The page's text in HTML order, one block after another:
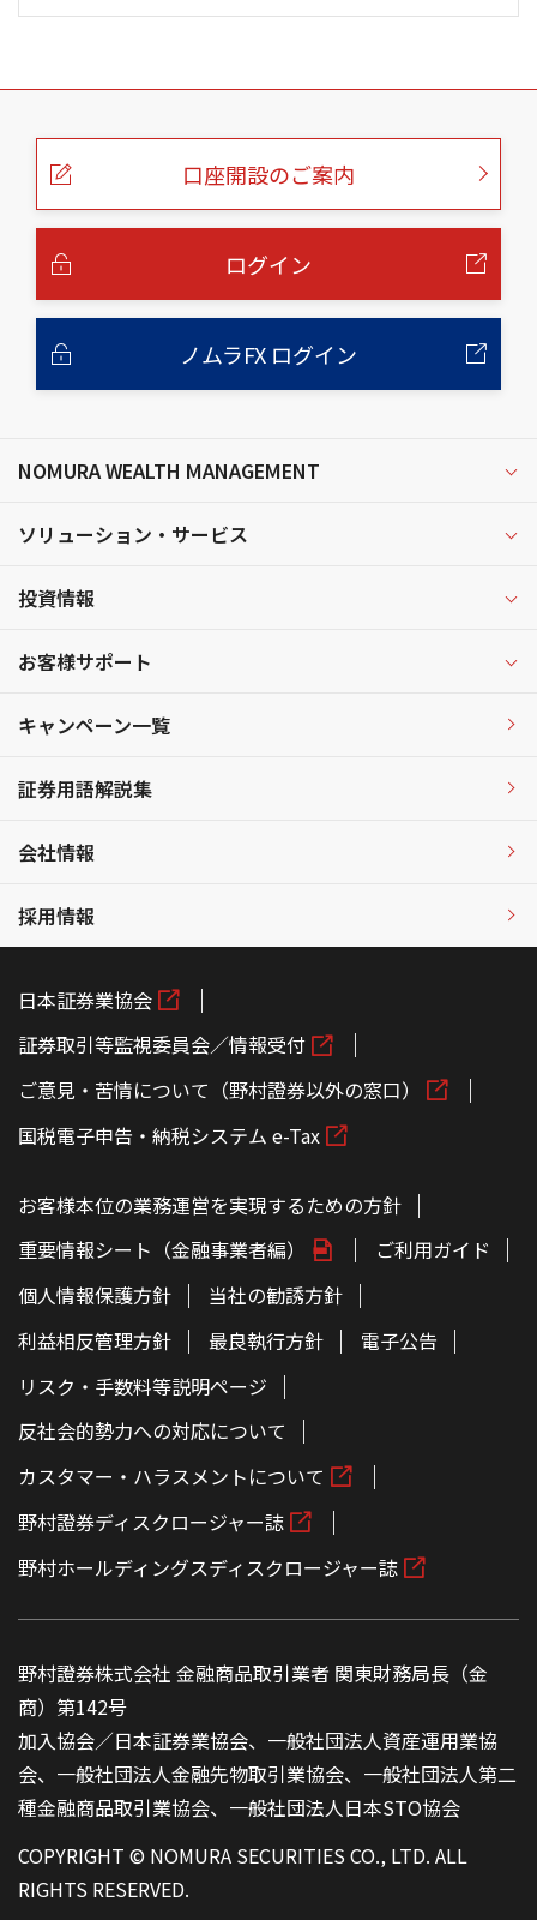
こ
口座開設のご案内
ログイン
ノムラFX ログイン
NOMURA WEALTH MANAGEMENT
ソリューション・サービス
投資情報
お客様サポート
キャンペーン一覧
証券用語解説集
会社情報
採用情報
日本証券業協会
証券取引等監視委員会／情報受付
ご意見・苦情について（野村證券以外の窓口）
国税電子申告・納税システム e-Tax
お客様本位の業務運営を実現するための方針
重要情報シート（金融事業者編）
ご利用ガイド
個人情報保護方針
当社の勧誘方針
利益相反管理方針
最良執行方針
電子公告
リスク・手数料等説明ページ
反社会的勢力への対応について
カスタマー・ハラスメントについて
野村證券ディスクロージャー誌
野村ホールディングスディスクロージャー誌
野村證券株式会社 金融商品取引業者 関東財務局長（金
商）第142号
加入協会／日本証券業協会、一般社団法人資産運用業協
会、一般社団法人金融先物取引業協会、一般社団法人第二
種金融商品取引業協会、一般社団法人日本STO協会
COPYRIGHT © NOMURA SECURITIES CO., LTD. ALL
RIGHTS RESERVED.